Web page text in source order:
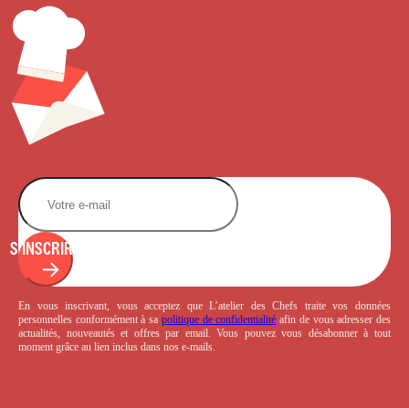
S'INSCRIRE
En vous inscrivant, vous acceptez que L’atelier des Chefs traite vos données
personnelles conformément à sa politique de confidentialité afin de vous adresser des
actualités, nouveautés et offres par email. Vous pouvez vous désabonner à tout
moment grâce au lien inclus dans nos e-mails.